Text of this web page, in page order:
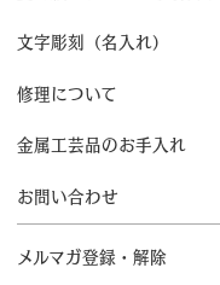
文字彫刻（名入れ）
修理について
金属工芸品のお手入れ
お問い合わせ
メルマガ登録・解除